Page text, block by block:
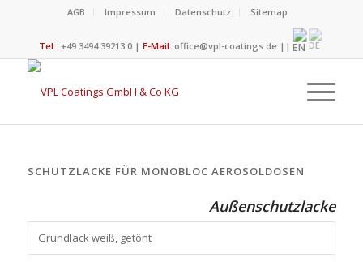
AGB Impressum Datenschutz Sitemap
Tel.: +49 3494 39213 0 | E-Mail: office@vpl-coatings.de||
SCHUTZLACKE FÜR MONOBLOC AEROSOLDOSEN
Außenschutzlacke
Grundlack weiß, getönt